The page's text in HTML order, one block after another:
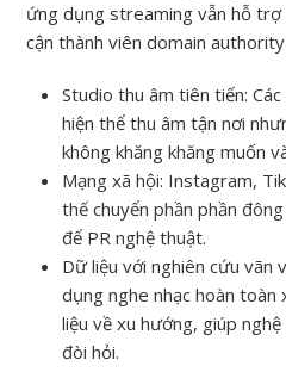
ứng dụng streaming vẫn hỗ trợ
cận thành viên domain
Studio thu âm tiên tiến:
hiện thể thu âm tận nơi
không khăng khăng muốn
Mạng xã hội: Instagram,
thế chuyển phần phần
để PR nghệ thuật.
Dữ liệu với nghiên cứu vãn
dụng nghe nhạc hoàn toàn
liệu về xu hướng, giúp
đòi hỏi.